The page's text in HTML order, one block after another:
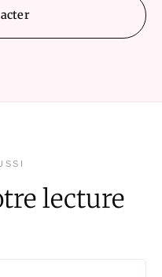
lecture